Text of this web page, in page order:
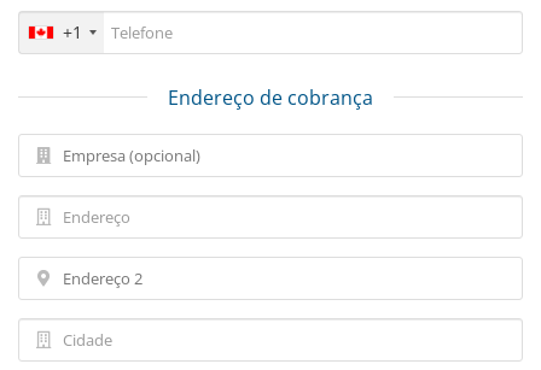
+1
Endereço de cobrança